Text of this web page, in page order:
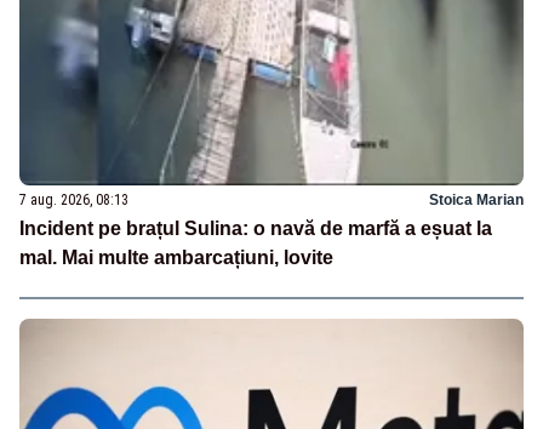
7 aug. 2026, 08:13 Stoica Marian
Incident pe brațul Sulina: o navă de marfă a eșuat la
mal. Mai multe ambarcațiuni, lovite